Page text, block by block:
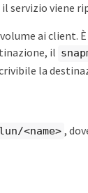
servizio viene
ai client.
il
la
<name> ,